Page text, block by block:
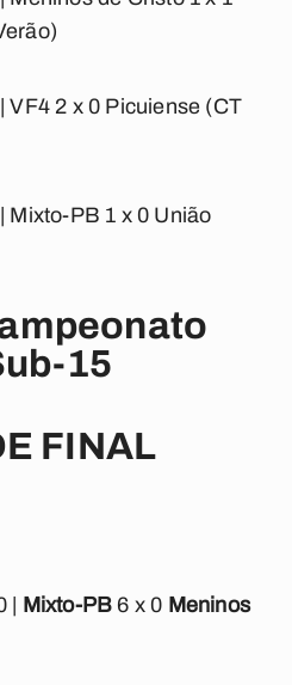
|VF4 2 x 0 Picuiense (CT
Mixto-PB 1 x 0 União
15
FINAL
| Mixto-PB 6 x 0 Meninos